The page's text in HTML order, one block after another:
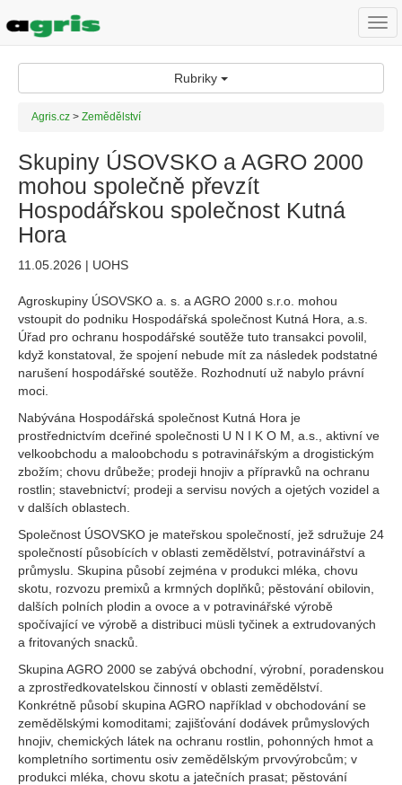
Rubriky
Agris.cz > Zemědělství
Skupiny ÚSOVSKO a AGRO 2000
mohou společně převzít
Hospodářskou společnost Kutná
Hora
11.05.2026 | UOHS
Agroskupiny ÚSOVSKO a. s. a AGRO 2000 s.r.o. mohou
vstoupit do podniku Hospodářská společnost Kutná Hora, a.s.
Úřad pro ochranu hospodářské soutěže tuto transakci povolil,
když konstatoval, že spojení nebude mít za následek podstatné
narušení hospodářské soutěže. Rozhodnutí už nabylo právní
moci.
Nabývána Hospodářská společnost Kutná Hora je
prostřednictvím dceřiné společnosti U N I K O M, a.s., aktivní ve
velkoobchodu a maloobchodu s potravinářským a drogistickým
zbožím; chovu drůbeže; prodeji hnojiv a přípravků na ochranu
rostlin; stavebnictví; prodeji a servisu nových a ojetých vozidel a
v dalších oblastech.
Společnost ÚSOVSKO je mateřskou společností, jež sdružuje 24
společností působících v oblasti zemědělství, potravinářství a
průmyslu. Skupina působí zejména v produkci mléka, chovu
skotu, rozvozu premixů a krmných doplňků; pěstování obilovin,
dalších polních plodin a ovoce a v potravinářské výrobě
spočívající ve výrobě a distribuci müsli tyčinek a extrudovaných
a fritovaných snacků.
Skupina AGRO 2000 se zabývá obchodní, výrobní, poradenskou
a zprostředkovatelskou činností v oblasti zemědělství.
Konkrétně působí skupina AGRO například v obchodování se
zemědělskými komoditami; zajišťování dodávek průmyslových
hnojiv, chemických látek na ochranu rostlin, pohonných hmot a
kompletního sortimentu osiv zemědělským prvovýrobcům; v
produkci mléka, chovu skotu a jatečních prasat; pěstování